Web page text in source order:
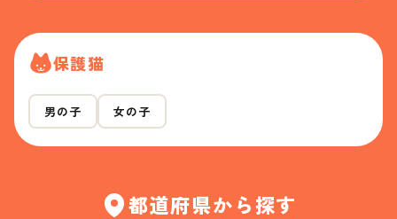
保護猫
男の子 女の子
都道府県から探す